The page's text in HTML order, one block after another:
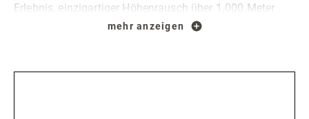
Erlebnis, einzigartiger Höhenrausch über 1.000 Meter
Länge, atemberaubendes Abenteuer in der Sauerländer
mehr anzeigen